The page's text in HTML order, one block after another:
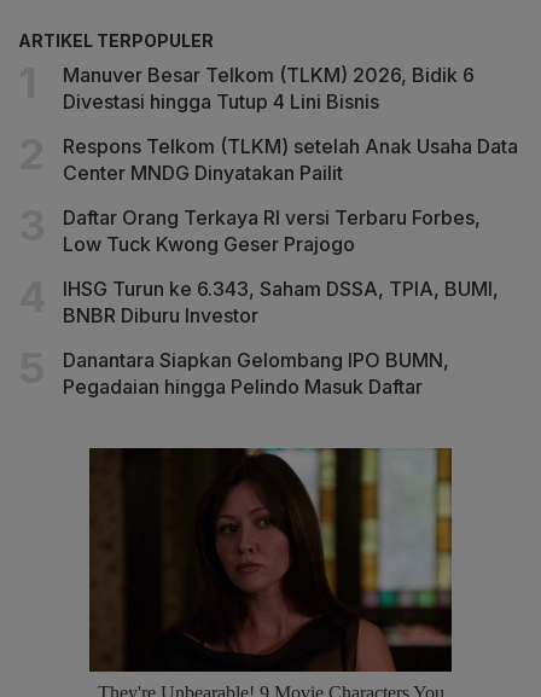
ARTIKEL TERPOPULER
Manuver Besar Telkom (TLKM) 2026, Bidik 6
Divestasi hingga Tutup 4 Lini Bisnis
Respons Telkom (TLKM) setelah Anak Usaha Data
Center MNDG Dinyatakan Pailit
Daftar Orang Terkaya RI versi Terbaru Forbes,
Low Tuck Kwong Geser Prajogo
IHSG Turun ke 6.343, Saham DSSA, TPIA, BUMI,
BNBR Diburu Investor
Danantara Siapkan Gelombang IPO BUMN,
Pegadaian hingga Pelindo Masuk Daftar